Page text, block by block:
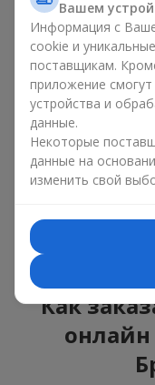
Торты с живыми
флористики и
десерт в паре с
стильно и
рождения ,рождения
В композиции букет
завершает сладкий
украшениями из
праздничном столе,
Как
онлайн
Вашем
Информация с
cookie и
поставщикам.
приложение
устройства и
данные.
Некоторые
данные на
изменить свой